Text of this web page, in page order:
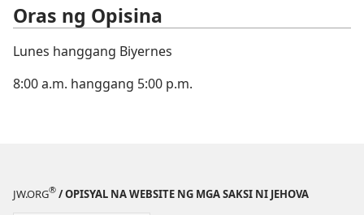
Oras ng Opisina
Lunes hanggang Biyernes
8:00 a.m. hanggang 5:00 p.m.
JW.ORG® / OPISYAL NA WEBSITE NG MGA SAKSI NI JEHOVA